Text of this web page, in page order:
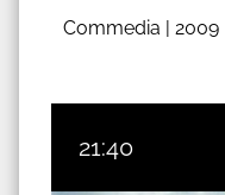
Commedia | 2009
21:40